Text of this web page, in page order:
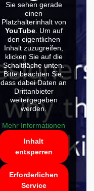
Sie sehen gerade
einen
Platzhalterinhalt von
YouTube. Um auf
den eigentlichen
Inhalt zuzugreifen,
klicken Sie auf die
Schaltfläche unten.
Bitte beachten Sie,
dass dabei Daten an
Drittanbieter
weitergegeben
werden.
Mehr Informationen
Inhalt
entsperren
Erforderlichen
Service